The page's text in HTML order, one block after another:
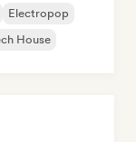
Electropop
House